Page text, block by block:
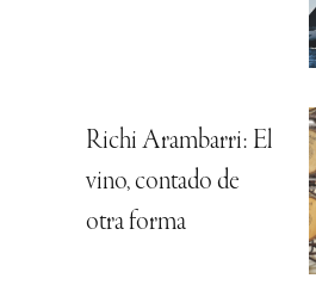
Richi Arambarri: El
vino, contado de
otra forma